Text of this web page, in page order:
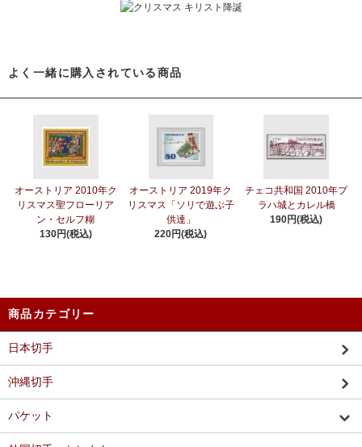
よく一緒に購入されている商品
オーストリア 2010年ク
リスマス聖フローリア
ン・セルフ糊
130円(税込)
オーストリア 2019年ク
リスマス「ソリで遊ぶ子
供達」
220円(税込)
チェコ共和国 2010年プ
ラハ城とカレル橋
190円(税込)
商品カテゴリー
日本切手
沖縄切手
パケット